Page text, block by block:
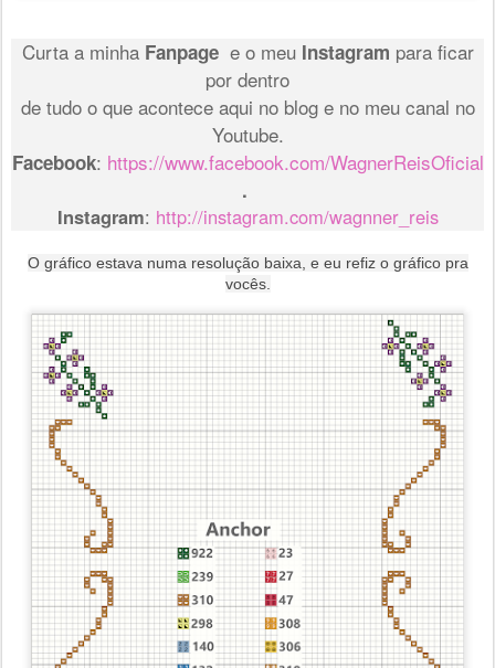
Curta a minha Fanpagee o meu Instagram para ficar
por dentro
de tudo o que acontece aqui no blog e no meu canal no
Youtube.
Facebook: https://www.facebook.com/WagnerReisOficial
.
Instagram: http://instagram.com/wagnner_reis
O gráfico estava numa resolução baixa, e eu refiz o gráfico pra
vocês.